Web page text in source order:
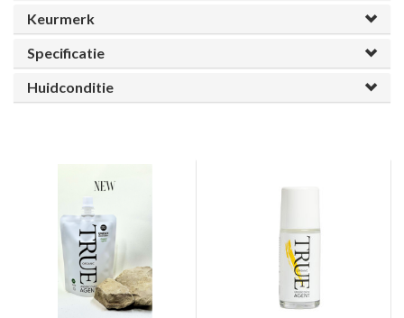
Keurmerk
Specificatie
Huidconditie